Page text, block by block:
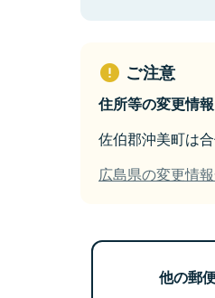
ご注意
住所等の変更情報
佐伯郡沖美町は
広島県の変更情
他の郵